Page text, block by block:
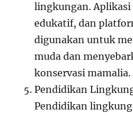
lingkungan.
edukatif, dan
digunakan untuk
muda dan
konservasi mamalia.
Pendidikan
Pendidikan